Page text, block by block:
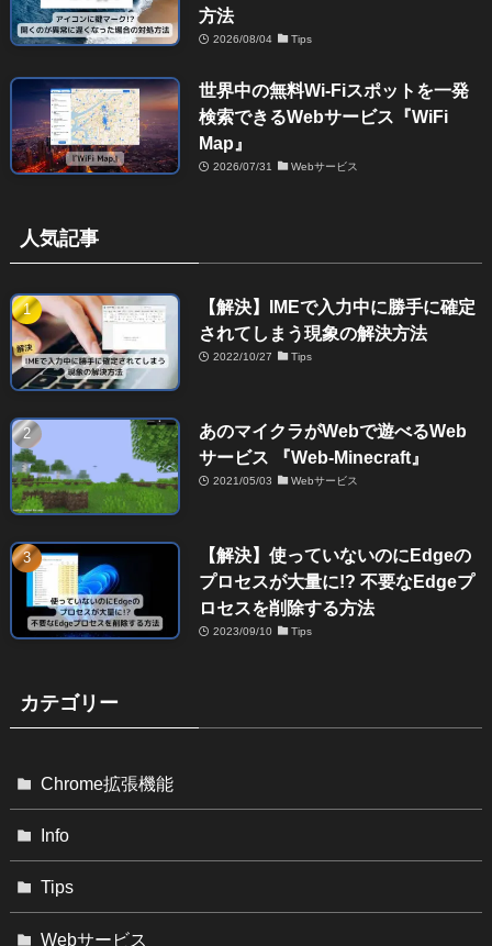
方法
2026/08/04 Tips
世界中の無料Wi-Fiスポットを一発
検索できるWebサービス『WiFi
Map』
2026/07/31 Webサービス
人気記事
【解決】IMEで入力中に勝手に確定
されてしまう現象の解決方法
2022/10/27 Tips
あのマイクラがWebで遊べるWeb
サービス 『Web-Minecraft』
2021/05/03 Webサービス
【解決】使っていないのにEdgeの
プロセスが大量に!? 不要なEdgeプ
ロセスを削除する方法
2023/09/10 Tips
カテゴリー
Chrome拡張機能
Info
Tips
Webサービス